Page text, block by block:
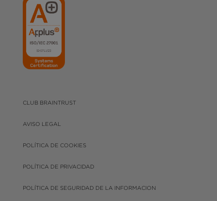
CLUB BRAINTRUST
AVISO LEGAL
POLÍTICA DE COOKIES
POLÍTICA DE PRIVACIDAD
POLÍTICA DE SEGURIDAD DE LA INFORMACION